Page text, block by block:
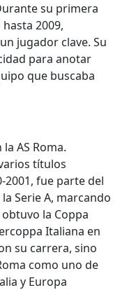
su primera
2009,
jugador clave. Su
para anotar
que buscaba
AS Roma.
títulos
fue parte del
Serie A, marcando
la Coppa
Italiana en
su carrera, sino
como uno de
y Europa